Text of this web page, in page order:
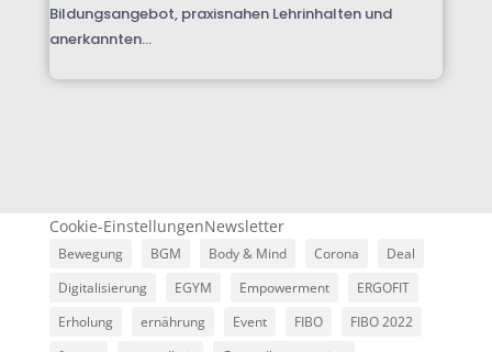
Bildungsangebot, praxisnahen Lehrinhalten und
anerkannten...
Cookie-EinstellungenNewsletter
Bewegung BGM Body & Mind Corona
Deal
Digitalisierung
EGYM Empowerment
ERGOFIT
Erholung
ernährung Event FIBO
FIBO 2022